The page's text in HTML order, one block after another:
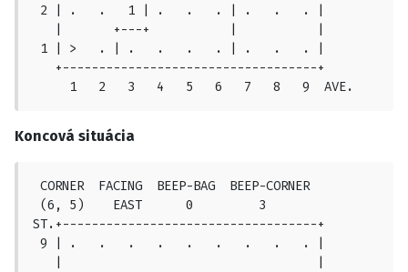
2 | .   .   1 | .   .   . | .   .   . |
   |       +---+           |           |
1 | >   . | .   .   .   . | .   .   . |
   +-----------------------------------+
     1   2   3   4   5   6   7   8   9  AVE.
Koncová situácia
CORNER  FACING  BEEP-BAG  BEEP-CORNER
(6, 5)    EAST      0         3
ST.+-----------------------------------+
9 | .   .   .   .   .   .   .   .   . |